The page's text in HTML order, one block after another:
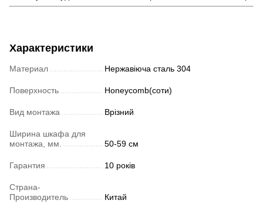
Характеристики
Материал Нержавіюча сталь 304
Поверхность Honeycomb(соти)
Вид монтажа Врізний
Ширина шкафа для
монтажа, мм.
50-59 см
Гарантия 10 років
Страна-
Производитель
Китай